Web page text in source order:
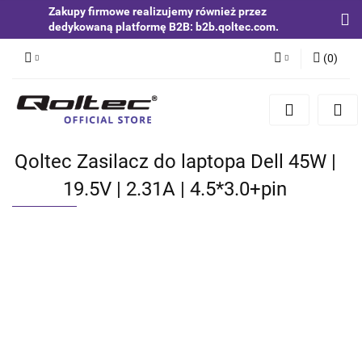
Zakupy firmowe realizujemy również przez
dedykowaną platformę B2B: b2b.qoltec.com.
Zaloguj się
Zgody cookies
(0)
Qoltec Zasilacz do laptopa Dell 45W |
19.5V | 2.31A | 4.5*3.0+pin